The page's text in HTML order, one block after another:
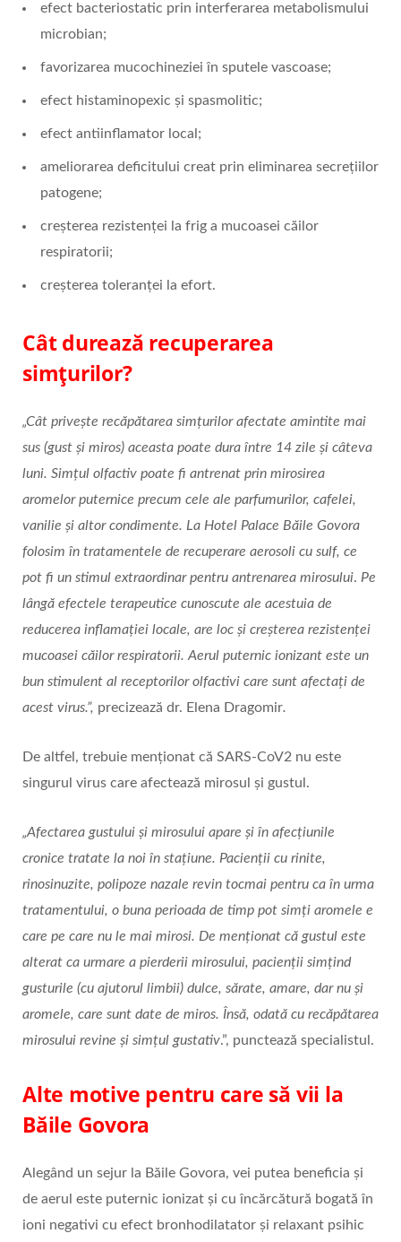
efect bacteriostatic prin interferarea metabolismului
microbian;
favorizarea mucochineziei în sputele vascoase;
efect histaminopexic şi spasmolitic;
efect antiinflamator local;
ameliorarea deficitului creat prin eliminarea secreţiilor
patogene;
creşterea rezistenţei la frig a mucoasei căilor
respiratorii;
creşterea toleranţei la efort.
Cât durează recuperarea
simțurilor?
„Cât privește recăpătarea simțurilor afectate amintite mai
sus (gust și miros) aceasta poate dura între 14 zile și câteva
luni. Simțul olfactiv poate fi antrenat prin mirosirea
aromelor puternice precum cele ale parfumurilor, cafelei,
vanilie și altor condimente. La Hotel Palace Băile Govora
folosim în tratamentele de recuperare aerosoli cu sulf, ce
pot fi un stimul extraordinar pentru antrenarea mirosului. Pe
lângă efectele terapeutice cunoscute ale acestuia de
reducerea inflamației locale, are loc și creșterea rezistenței
mucoasei căilor respiratorii. Aerul puternic ionizant este un
bun stimulent al receptorilor olfactivi care sunt afectați de
acest virus.”, precizează dr. Elena Dragomir.
De altfel, trebuie menționat că SARS-CoV2 nu este
singurul virus care afectează mirosul și gustul.
„Afectarea gustului și mirosului apare și în afecțiunile
cronice tratate la noi în stațiune. Pacienții cu rinite,
rinosinuzite, polipoze nazale revin tocmai pentru ca în urma
tratamentului, o buna perioada de timp pot simți aromele e
care pe care nu le mai mirosi. De menționat că gustul este
alterat ca urmare a pierderii mirosului, pacienții simțind
gusturile (cu ajutorul limbii) dulce, sărate, amare, dar nu și
aromele, care sunt date de miros. Însă, odată cu recăpătarea
mirosului revine și simțul gustativ.”, punctează specialistul.
Alte motive pentru care să vii la
Băile Govora
Alegând un sejur la Băile Govora, vei putea beneficia și
de aerul este puternic ionizat şi cu încărcătură bogată în
ioni negativi cu efect bronhodilatator şi relaxant psihic